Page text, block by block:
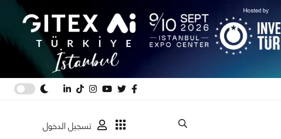
تسجيل الدخول